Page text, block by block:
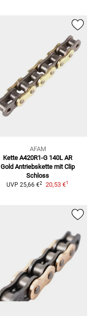
AFAM
Kette A420R1-G 140L AR
Gold Antriebskette mit Clip
Schloss
UVP 25,66 €2 20,53 €1